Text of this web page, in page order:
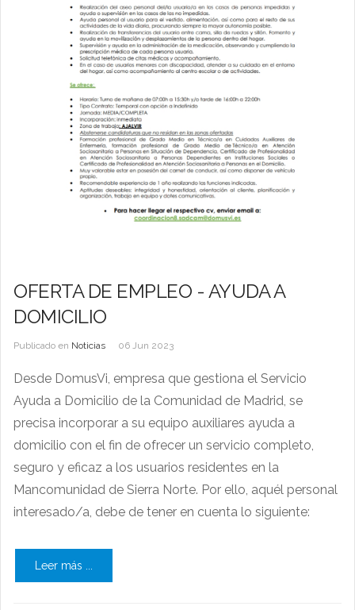
OFERTA DE EMPLEO - AYUDA A
DOMICILIO
Publicado en Noticias 06 Jun 2023
Desde DomusVi, empresa que gestiona el Servicio
Ayuda a Domicilio de la Comunidad de Madrid, se
precisa incorporar a su equipo auxiliares ayuda a
domicilio con el fin de ofrecer un servicio completo,
seguro y eficaz a los usuarios residentes en la
Mancomunidad de Sierra Norte. Por ello, aquél personal
interesado/a, debe de tener en cuenta lo siguiente:
Leer más ...